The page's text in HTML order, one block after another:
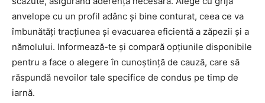
anvelope cu un profil adânc și bine conturat, ceea ce va
îmbunătăți tracțiunea și evacuarea eficientă a zăpezii și a
nămolului. Informează-te și compară opțiunile disponibile
pentru a face o alegere în cunoștință de cauză, care să
răspundă nevoilor tale specifice de condus pe timp de
iarnă.